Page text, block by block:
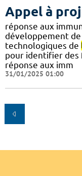
Appel à
réponse aux
développement
technologiques de
pour identifier
réponse aux imm
31/01/2025 01:00